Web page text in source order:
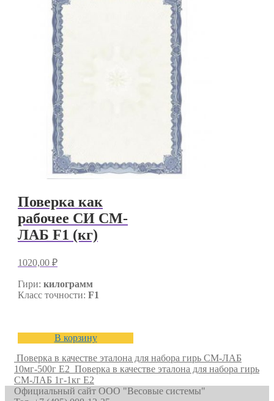
Поверка как
рабочее СИ СМ-
ЛАБ F1 (кг)
1020,00 ₽
Гири: килограмм
Класс точности: F1
В корзину
Поверка в качестве эталона для набора гирь СМ-ЛАБ
10мг-500г E2 Поверка в качестве эталона для набора гирь
СМ-ЛАБ 1г-1кг E2
Официальный сайт ООО "Весовые системы"